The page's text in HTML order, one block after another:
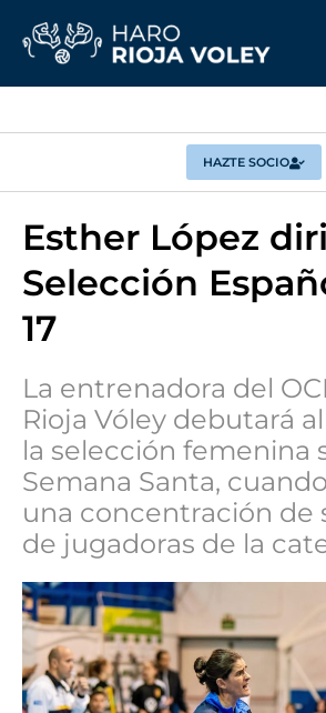
HAZTE SOCIO
Esther López
Selección
17
La entrenadora del
Rioja Vóley debutará
la selección femenina
Semana Santa,
una concentración de
de jugadoras de la